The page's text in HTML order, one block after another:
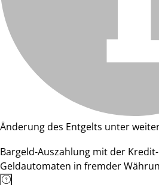
Änderung des Entgelts unter
Bargeld-Auszahlung mit der
Geldautomaten in fremder